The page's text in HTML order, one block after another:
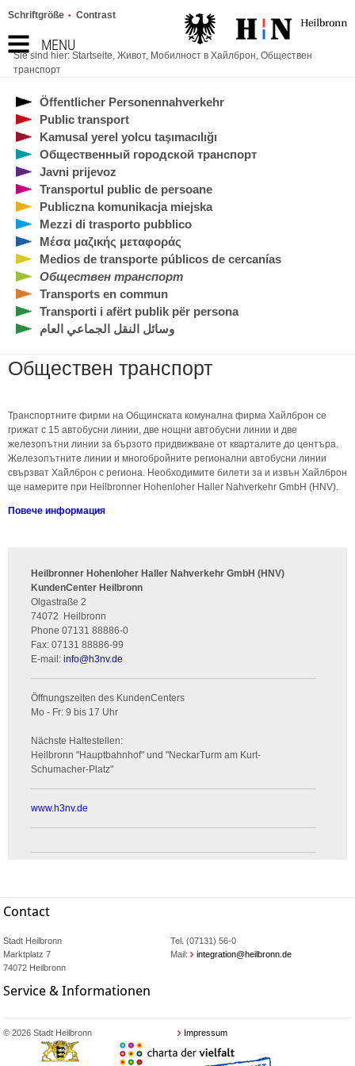
MENU
Schriftgröße Contrast
Sie sind hier: Startseite, Живот, Мобилност в Хайлброн, Обществен
транспорт
Öffentlicher Personennahverkehr
Public transport
Kamusal yerel yolcu taşımacılığı
Общественный городской транспорт
Javni prijevoz
Transportul public de persoane
Publiczna komunikacja miejska
Mezzi di trasporto pubblico
Μέσα μαζικής μεταφοράς
Medios de transporte públicos de cercanías
Обществен транспорт
Transports en commun
Transporti i afërt publik për persona
وسائل النقل الجماعي العام
Обществен транспорт
Транспортните фирми на Общинската комунална фирма Хайлброн се
грижат с 15 автобусни линии, две нощни автобусни линии и две
железопътни линии за бързото придвижване от кварталите до центъра.
Железопътните линии и многобройните регионални автобусни линии
свързват Хайлброн с региона. Необходимите билети за и извън Хайлброн
ще намерите при Heilbronner Hohenloher Haller Nahverkehr GmbH (HNV).
Повече информация
Heilbronner Hohenloher Haller Nahverkehr GmbH (HNV)
KundenCenter Heilbronn
Olgastraße 2
74072
Heilbronn
Phone 07131 88886-0
Fax: 07131 88886-99
E-mail: info@h3nv.de
Öffnungszeiten des KundenCenters
Mo - Fr: 9 bis 17 Uhr
Nächste Haltestellen:
Heilbronn "Hauptbahnhof" und "NeckarTurm am Kurt-
Schumacher-Platz"
www.h3nv.de
Contact
Stadt Heilbronn
Marktplatz 7
74072 Heilbronn
Tel. (07131) 56-0
Mail:
integration@heilbronn.de
Service & Informationen
© 2026 Stadt Heilbronn Impressum